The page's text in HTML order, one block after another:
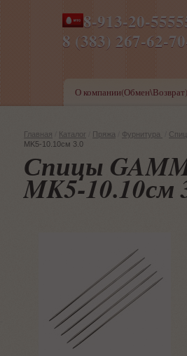
8-913-20-
8 (383) 267-
ПН-ПТ 8-17,СБ-ВС 9-17
О компании(Обмен\Возврат)
Главная Каталог Пряжа Фурнитура
MK5-10.10см 3.0
Спицы
MK5-10.10см